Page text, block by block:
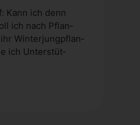
Kann ich denn
ich nach Pflan­
ihr Win­ter­jung­pflan­
ich Unter­stüt­